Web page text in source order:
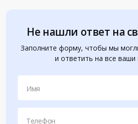
Не нашли ответ на
Заполните форму, чтобы мы
и ответить на все ваши
Имя
Телефон